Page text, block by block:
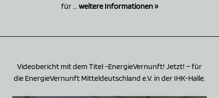
für ... weitere Informationen »
Videobericht mit dem Titel -EnergieVernunft! Jetzt! – für
die EnergieVernunft Mitteldeutschland e.V. in der IHK-Halle.